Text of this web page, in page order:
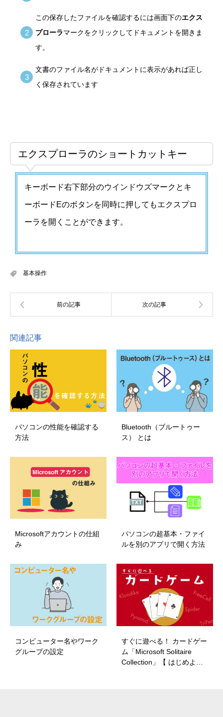
この保存したファイルを確認するには画面下のエクス
プローラマークをクリックしてドキュメントを開きま
す。
文書のファイル名がドキュメントに表示があれば正し
く保存されています
エクスプローラのショートカットキー
キーボード右下部分のウインドウズマークとキ
ーボードEのボタンを同時に押してもエクスプロ
ーラを開くことができます。
基本操作
関連記事
パソコンの性能を確認する
方法
Bluetooth（ブルートゥー
ス） とは
Microsoftアカウントの仕組
み
パソコンの超基本・ファイ
ルを別のアプリで開く方法
コンピューター名やワーク
グループの設定
すぐに遊べる！ カードゲー
ム「Microsoft Solitaire
Collection」【 はじめよ…